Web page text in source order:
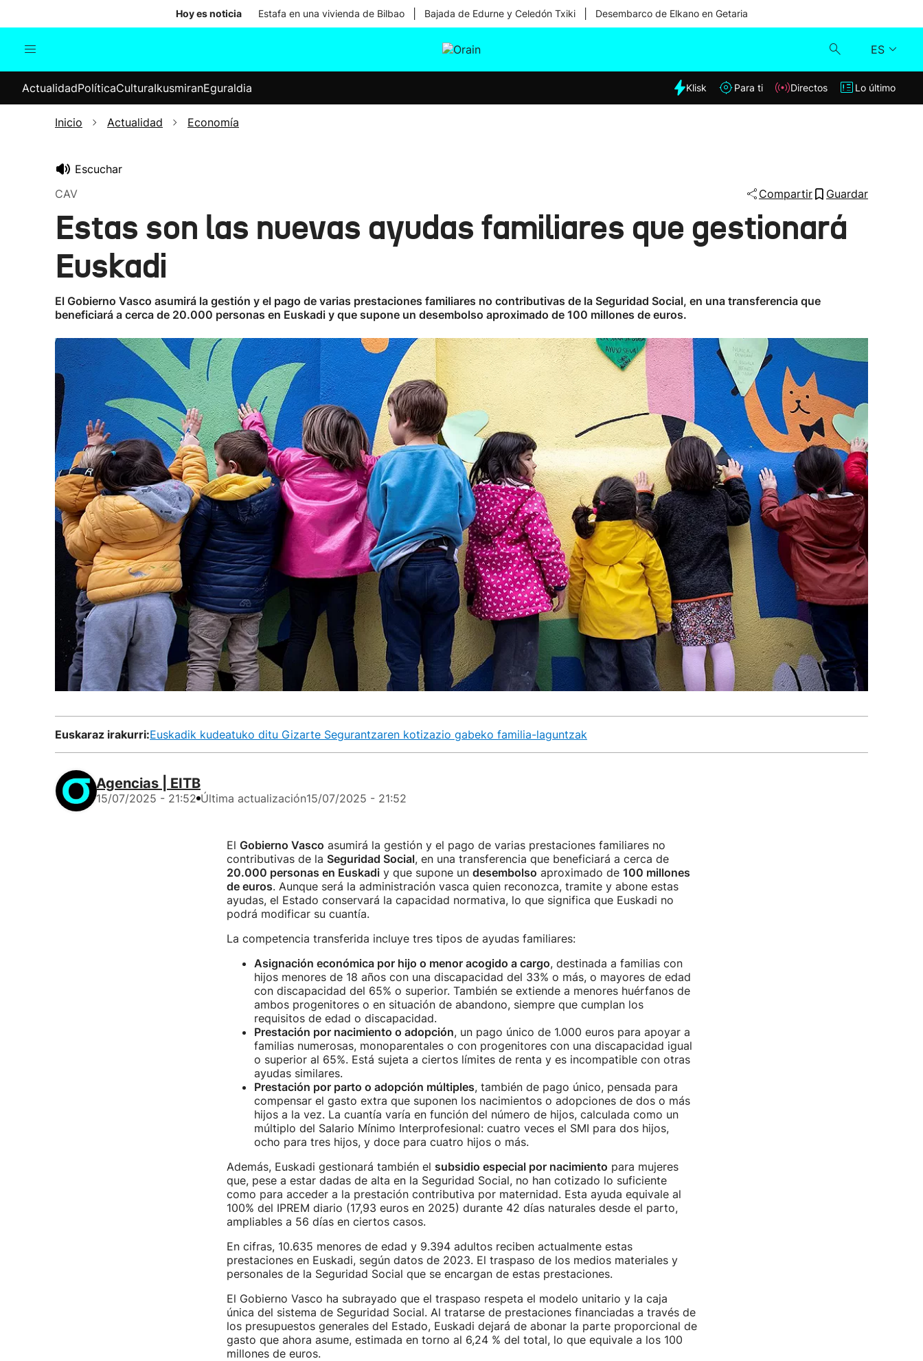
Hoy es noticia Estafa en una vivienda de Bilbao Bajada de Edurne y Celedón Txiki Desembarco de Elkano en Getaria
ES
Internacional
Elecciones
Klisk
Lo último
ActualidadPolíticaCulturaIkusmiranEguraldia Klisk Para ti Directos Lo último
Inicio Actualidad Economía
Escuchar
CAV
Compartir Guardar
Estas son las nuevas ayudas familiares que gestionará
Euskadi
El Gobierno Vasco asumirá la gestión y el pago de varias prestaciones familiares no contributivas de la Seguridad Social, en una transferencia que
beneficiará a cerca de 20.000 personas en Euskadi y que supone un desembolso aproximado de 100 millones de euros.
Euskaraz irakurri:Euskadik kudeatuko ditu Gizarte Segurantzaren kotizazio gabeko familia-laguntzak
Agencias | EITB
15/07/2025 - 21:52 Última actualización15/07/2025 - 21:52
El Gobierno Vasco asumirá la gestión y el pago de varias prestaciones familiares no
contributivas de la Seguridad Social, en una transferencia que beneficiará a cerca de
20.000 personas en Euskadiy que supone un desembolso aproximado de 100 millones
de euros. Aunque será la administración vasca quien reconozca, tramite y abone estas
ayudas, el Estado conservará la capacidad normativa, lo que significa que Euskadi no
podrá modificar su cuantía.
La competencia transferida incluye tres tipos de ayudas familiares:
Asignación económica por hijo o menor acogido a cargo, destinada a familias con
hijos menores de 18 años con una discapacidad del 33% o más, o mayores de edad
con discapacidad del 65% o superior. También se extiende a menores huérfanos de
ambos progenitores o en situación de abandono, siempre que cumplan los
requisitos de edad o discapacidad.
Prestación por nacimiento o adopción, un pago único de 1.000 euros para apoyar a
familias numerosas, monoparentales o con progenitores con una discapacidad igual
o superior al 65%. Está sujeta a ciertos límites de renta y es incompatible con otras
ayudas similares.
Prestación por parto o adopción múltiples, también de pago único, pensada para
compensar el gasto extra que suponen los nacimientos o adopciones de dos o más
hijos a la vez. La cuantía varía en función del número de hijos, calculada como un
múltiplo del Salario Mínimo Interprofesional: cuatro veces el SMI para dos hijos,
ocho para tres hijos, y doce para cuatro hijos o más.
Además, Euskadi gestionará también el subsidio especial por nacimiento para mujeres
que, pese a estar dadas de alta en la Seguridad Social, no han cotizado lo suficiente
como para acceder a la prestación contributiva por maternidad. Esta ayuda equivale al
100% del IPREM diario (17,93 euros en 2025) durante 42 días naturales desde el parto,
ampliables a 56 días en ciertos casos.
En cifras, 10.635 menores de edad y 9.394 adultos reciben actualmente estas
prestaciones en Euskadi, según datos de 2023. El traspaso de los medios materiales y
personales de la Seguridad Social que se encargan de estas prestaciones.
El Gobierno Vasco ha subrayado que el traspaso respeta el modelo unitario y la caja
única del sistema de Seguridad Social. Al tratarse de prestaciones financiadas a través de
los presupuestos generales del Estado, Euskadi dejará de abonar la parte proporcional de
gasto que ahora asume, estimada en torno al 6,24 % del total, lo que equivale a los 100
millones de euros.